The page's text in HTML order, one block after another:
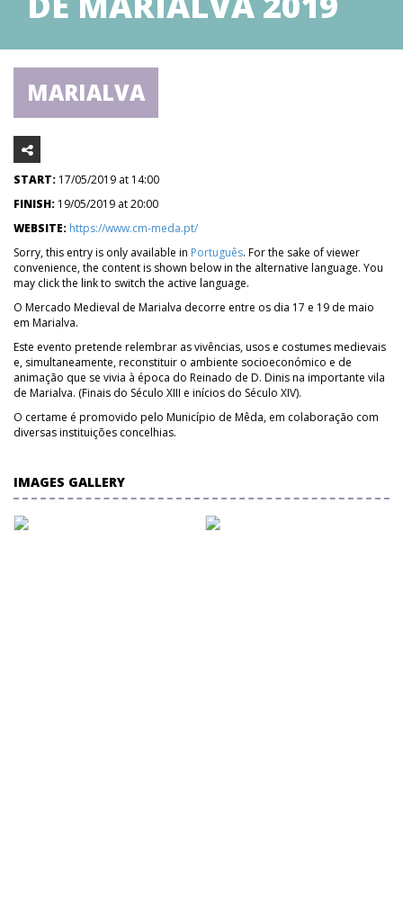
MARIALVA
START: 17/05/2019 at 14:00
FINISH: 19/05/2019 at 20:00
WEBSITE: https://www.cm-meda.pt/
Sorry, this entry is only available in Português. For the sake of viewer
convenience, the content is shown below in the alternative language. You
may click the link to switch the active language.
O Mercado Medieval de Marialva decorre entre os dia 17 e 19 de maio
em Marialva.
Este evento pretende relembrar as vivências, usos e costumes medievais
e, simultaneamente, reconstituir o ambiente socioeconómico e de
animação que se vivia à época do Reinado de D. Dinis na importante vila
de Marialva. (Finais do Século XIII e inícios do Século XIV).
O certame é promovido pelo Município de Mêda, em colaboração com
diversas instituições concelhias.
IMAGES GALLERY